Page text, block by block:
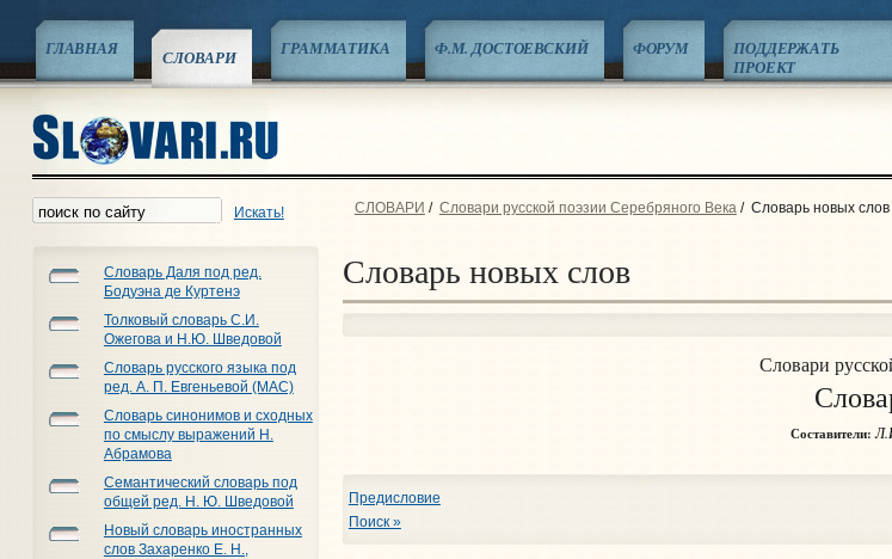
ГЛАВНАЯ СЛОВАРИ ГРАММАТИКА Ф.М. ДОСТОЕВСКИЙ ФОРУМ
ПОДДЕРЖАТЬ
ПРОЕКТ
Искать!
Словарь Даля под ред.
Бодуэна де Куртенэ
Толковый словарь С.И.
Ожегова и Н.Ю. Шведовой
Словарь русского языка под
ред. А. П. Евгеньевой (МАС)
Словарь синонимов и сходных
по смыслу выражений Н.
Абрамова
Семантический словарь под
общей ред. Н. Ю. Шведовой
Новый словарь иностранных
слов Захаренко Е. Н.,
СЛОВАРИ / Словари русской поэзии Серебряного Века/ Словарь новых слов
Словарь новых слов
Словари
Составители:
Предисловие
Поиск »